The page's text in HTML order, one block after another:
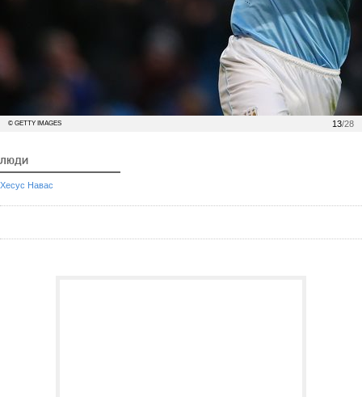
13/28
© GETTY IMAGES
ЛЮДИ
Хесус Навас